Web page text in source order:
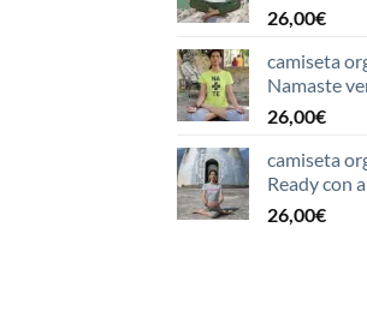
26,00€
camiseta
Namaste
26,00€
camiseta
Ready con
26,00€